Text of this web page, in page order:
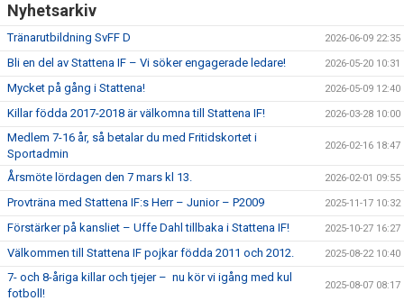
INTRESSEANMÄLAN MEDLEM/SPELARE
Nyhetsarkiv
Tränarutbildning SvFF D 2026-06-09 22:35
Bli en del av Stattena IF – Vi söker engagerade ledare! 2026-05-20 10:31
Mycket på gång i Stattena! 2026-05-09 12:40
Killar födda 2017-2018 är välkomna till Stattena IF! 2026-03-28 10:00
Medlem 7-16 år, så betalar du med Fritidskortet i
Sportadmin
2026-02-16 18:47
Årsmöte lördagen den 7 mars kl 13. 2026-02-01 09:55
Provträna med Stattena IF:s Herr – Junior – P2009 2025-11-17 10:32
Förstärker på kansliet – Uffe Dahl tillbaka i Stattena IF! 2025-10-27 16:27
Välkommen till Stattena IF pojkar födda 2011 och 2012. 2025-08-22 10:40
7- och 8-åriga killar och tjejer – nu kör vi igång med kul
fotboll!
2025-08-07 08:17